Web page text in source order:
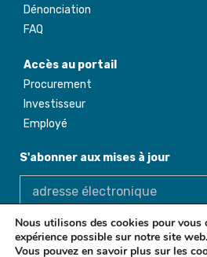
Dénonciation
FAQ
Accès au portail
Procurement
Investisseur
Employé
S'abonner aux mises à jour
© 2026 Africa Enterprise Challenge
Nous utilisons des cookies pour
expérience possible sur notre site web.
Vous pouvez en savoir plus sur les